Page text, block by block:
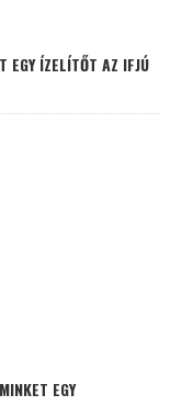
EGY ÍZELÍTŐT AZ IFJÚ
EGY